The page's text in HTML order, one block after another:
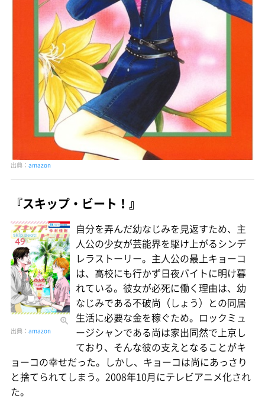
出典： amazon
『スキップ・ビート！』
出典： amazon
自分を弄んだ幼なじみを見返すため、主
人公の少女が芸能界を駆け上がるシンデ
レラストーリー。主人公の最上キョーコ
は、高校にも行かず日夜バイトに明け暮
れている。彼女が必死に働く理由は、幼
なじみである不破尚（しょう）との同居
生活に必要な金を稼ぐため。ロックミュ
ージシャンである尚は家出同然で上京し
ており、そんな彼の支えとなることがキ
ョーコの幸せだった。しかし、キョーコは尚にあっさり
と捨てられてしまう。2008年10月にテレビアニメ化され
た。